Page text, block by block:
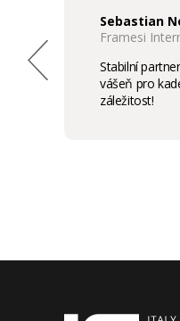
Sebastian
Framesi
Stabilní
vášeň pro
záležitost!